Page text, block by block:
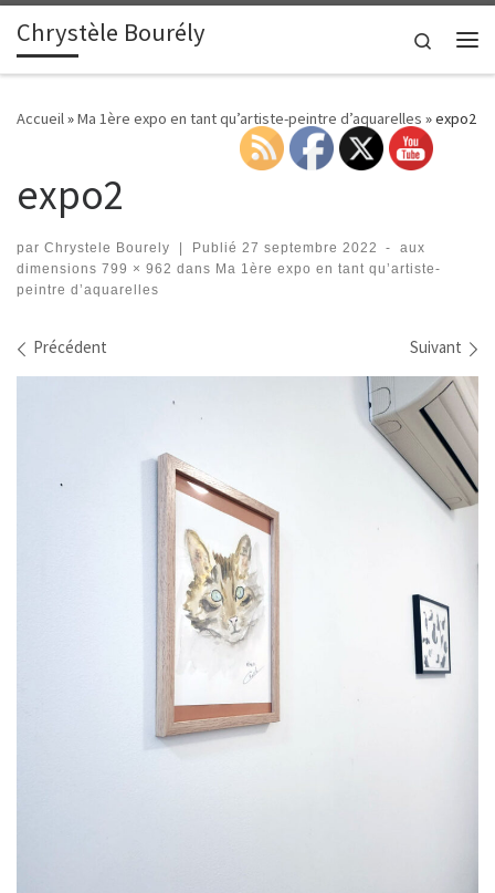
Passer au contenu
Chrystèle Bourély
Search
Accueil»Ma 1ère expo en tant qu’artiste-peintre d’aquarelles »expo2
expo2
par Chrystele Bourely | Publié 27 septembre 2022 -
aux
dimensions 799 × 962 dans Ma 1ère expo en tant qu’artiste-
peintre d’aquarelles
Navigation des images
Précédent Suivant